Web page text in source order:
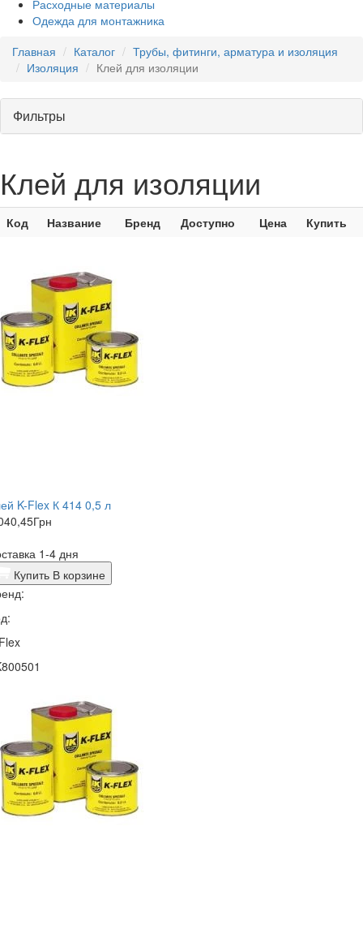
Расходные материалы
Одежда для монтажника
Главная
Каталог
Трубы, фитинги, арматура и изоляция
Изоляция
Клей для изоляции
Фильтры
Клей для изоляции
Код Название Бренд Доступно Цена Купить
K-Flex К 414 0,5 л
Грн
1-4 дня
Купить В корзине